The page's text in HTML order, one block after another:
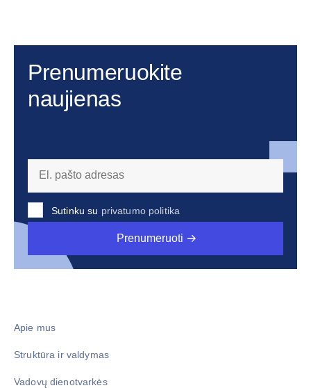
Prenumeruokite
naujienas
Sutinku su privatumo politika
Prenumeruoti
Apie mus
Struktūra ir valdymas
Vadovų dienotvarkės